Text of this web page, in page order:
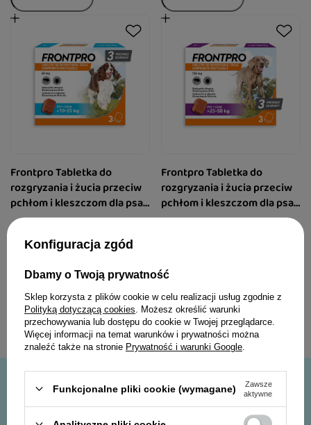
Frontpro Tabletka do
rozgryzania i żucia przeciw
pchłom i kleszczom dla psa
>10-25 kg 3 szt. 68 mg
152,99 zł
51,00 zł / szt.
Frontpro Tabletka do
rozgryzania i żucia przeciw
pchłom i kleszczom dla psa
>25-50 kg 3 szt. 136 mg
-10%
Konfiguracja zgód
Dbamy o Twoją prywatność
Sklep korzysta z plików cookie w celu realizacji usług zgodnie z
Polityką dotyczącą cookies . Możesz określić warunki
przechowywania lub dostępu do cookie w Twojej przeglądarce.
Więcej informacji na temat warunków i prywatności można
znaleźć także na stronie Prywatność i warunki Google
Funkcjonalne pliki cookie (wymagane)
Zawsze
aktywne